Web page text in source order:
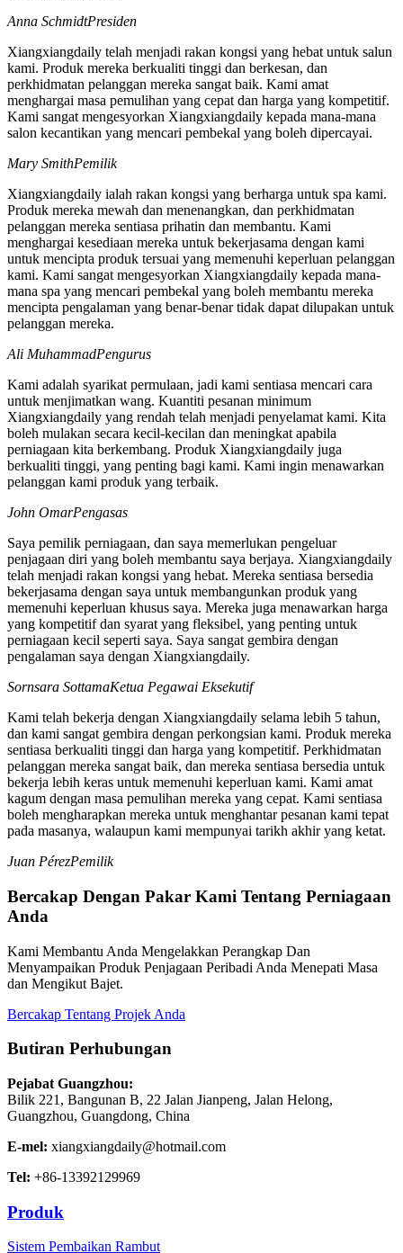
Anna SchmidtPresiden
Xiangxiangdaily telah menjadi rakan kongsi yang hebat untuk salun
kami. Produk mereka berkualiti tinggi dan berkesan, dan
perkhidmatan pelanggan mereka sangat baik. Kami amat
menghargai masa pemulihan yang cepat dan harga yang kompetitif.
Kami sangat mengesyorkan Xiangxiangdaily kepada mana-mana
salon kecantikan yang mencari pembekal yang boleh dipercayai.
Mary SmithPemilik
Xiangxiangdaily ialah rakan kongsi yang berharga untuk spa kami.
Produk mereka mewah dan menenangkan, dan perkhidmatan
pelanggan mereka sentiasa prihatin dan membantu. Kami
menghargai kesediaan mereka untuk bekerjasama dengan kami
untuk mencipta produk tersuai yang memenuhi keperluan pelanggan
kami. Kami sangat mengesyorkan Xiangxiangdaily kepada mana-
mana spa yang mencari pembekal yang boleh membantu mereka
mencipta pengalaman yang benar-benar tidak dapat dilupakan untuk
pelanggan mereka.
Ali MuhammadPengurus
Kami adalah syarikat permulaan, jadi kami sentiasa mencari cara
untuk menjimatkan wang. Kuantiti pesanan minimum
Xiangxiangdaily yang rendah telah menjadi penyelamat kami. Kita
boleh mulakan secara kecil-kecilan dan meningkat apabila
perniagaan kita berkembang. Produk Xiangxiangdaily juga
berkualiti tinggi, yang penting bagi kami. Kami ingin menawarkan
pelanggan kami produk yang terbaik.
John OmarPengasas
Saya pemilik perniagaan, dan saya memerlukan pengeluar
penjagaan diri yang boleh membantu saya berjaya. Xiangxiangdaily
telah menjadi rakan kongsi yang hebat. Mereka sentiasa bersedia
bekerjasama dengan saya untuk membangunkan produk yang
memenuhi keperluan khusus saya. Mereka juga menawarkan harga
yang kompetitif dan syarat yang fleksibel, yang penting untuk
perniagaan kecil seperti saya. Saya sangat gembira dengan
pengalaman saya dengan Xiangxiangdaily.
Sornsara SottamaKetua Pegawai Eksekutif
Kami telah bekerja dengan Xiangxiangdaily selama lebih 5 tahun,
dan kami sangat gembira dengan perkongsian kami. Produk mereka
sentiasa berkualiti tinggi dan harga yang kompetitif. Perkhidmatan
pelanggan mereka sangat baik, dan mereka sentiasa bersedia untuk
bekerja lebih keras untuk memenuhi keperluan kami. Kami amat
kagum dengan masa pemulihan mereka yang cepat. Kami sentiasa
boleh mengharapkan mereka untuk menghantar pesanan kami tepat
pada masanya, walaupun kami mempunyai tarikh akhir yang ketat.
Juan PérezPemilik
Bercakap Dengan Pakar Kami Tentang Perniagaan
Anda
Kami Membantu Anda Mengelakkan Perangkap Dan
Menyampaikan Produk Penjagaan Peribadi Anda Menepati Masa
dan Mengikut Bajet.
Bercakap Tentang Projek Anda
Butiran Perhubungan
Pejabat Guangzhou:
Bilik 221, Bangunan B, 22 Jalan Jianpeng, Jalan Helong,
Guangzhou, Guangdong, China
E-mel: xiangxiangdaily@hotmail.com
Tel: +86-13392129969
Produk
Sistem Pembaikan Rambut